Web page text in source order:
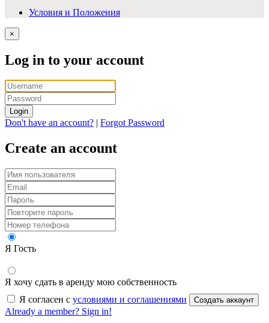
Условия и Положения
×
Log in to your account
Login
Don't have an account? Forgot Password
Create an account
Я Гость
Я хочу сдать в аренду мою собственность
Я согласен с условиями и соглашениями Создать аккаунт
Already a member? Sign in!